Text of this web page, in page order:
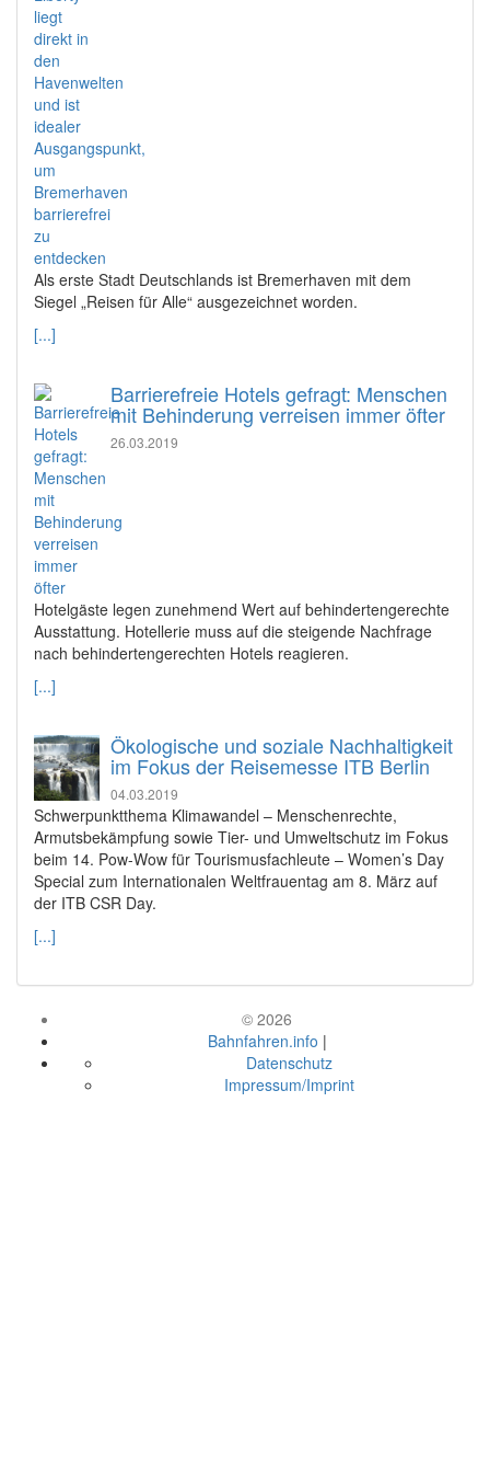
Als erste Stadt Deutschlands ist Bremerhaven mit dem
Siegel „Reisen für Alle“ ausgezeichnet worden.
[...]
Barrierefreie Hotels gefragt: Menschen
mit Behinderung verreisen immer öfter
26.03.2019
Hotelgäste legen zunehmend Wert auf behindertengerechte
Ausstattung. Hotellerie muss auf die steigende Nachfrage
nach behindertengerechten Hotels reagieren.
[...]
Ökologische und soziale Nachhaltigkeit
im Fokus der Reisemesse ITB Berlin
04.03.2019
Schwerpunktthema Klimawandel – Menschenrechte,
Armutsbekämpfung sowie Tier- und Umweltschutz im Fokus
beim 14. Pow-Wow für Tourismusfachleute – Women’s Day
Special zum Internationalen Weltfrauentag am 8. März auf
der ITB CSR Day.
[...]
© 2026
Bahnfahren.info |
Datenschutz
Impressum/Imprint